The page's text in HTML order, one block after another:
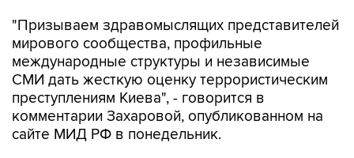
"Призываем здравомыслящих представителей
мирового сообщества, профильные
международные структуры и независимые
СМИ дать жесткую оценку террористическим
преступлениям Киева", - говорится в
комментарии Захаровой, опубликованном на
сайте МИД РФ в понедельник.